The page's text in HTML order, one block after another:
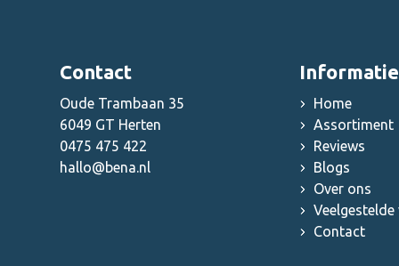
Contact
Oude Trambaan 35
6049 GT Herten
0475 475 422
hallo@bena.nl
Informatie
Home
Assortiment
Reviews
Blogs
Over ons
Veelgestelde
Contact